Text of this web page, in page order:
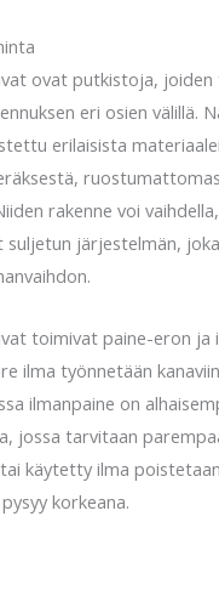
ovat putkistoja,
eri osien välillä.
erilaisista
rakenne voi
järjestelmän,
toimivat paine-eron ja
ilma työnnetään
ilmanpaine on
jossa tarvitaan
tai käytetty ilma
korkeana.